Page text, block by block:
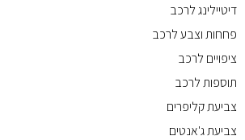
דיטיילינג לרכב
פחחות וצבע לרכב
ציפויים לרכב
תוספות לרכב
צביעת קליפרים
צביעת ג'אנטים